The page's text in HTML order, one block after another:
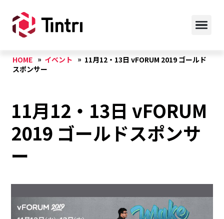
HOME イベント
11月12・13日 vFORUM 2019 ゴールド
スポンサー
11月12・13日 vFORUM
2019 ゴールドスポンサ
ー